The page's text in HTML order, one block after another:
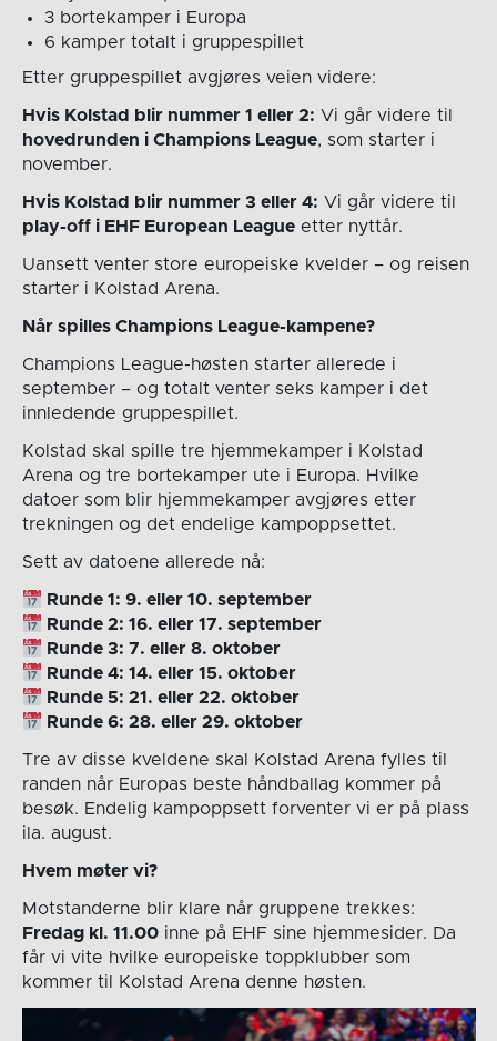
3 bortekamper i Europa
6 kamper totalt i gruppespillet
Etter gruppespillet avgjøres veien videre:
Hvis Kolstad blir nummer 1 eller 2: Vi går videre til
hovedrunden i Champions League, som starter i
november.
Hvis Kolstad blir nummer 3 eller 4: Vi går videre til
play-off i EHF European Leagueetter nyttår.
Uansett venter store europeiske kvelder – og reisen
starter i Kolstad Arena.
Når spilles Champions League-kampene?
Champions League-høsten starter allerede i
september – og totalt venter seks kamper i det
innledende gruppespillet.
Kolstad skal spille tre hjemmekamper i Kolstad
Arena og tre bortekamper ute i Europa. Hvilke
datoer som blir hjemmekamper avgjøres etter
trekningen og det endelige kampoppsettet.
Sett av datoene allerede nå:
Runde 1: 9. eller 10. september
Runde 2: 16. eller 17. september
Runde 3: 7. eller 8. oktober
Runde 4: 14. eller 15. oktober
Runde 5: 21. eller 22. oktober
Runde 6: 28. eller 29. oktober
Tre av disse kveldene skal Kolstad Arena fylles til
randen når Europas beste håndballag kommer på
besøk. Endelig kampoppsett forventer vi er på plass
ila. august.
Hvem møter vi?
Motstanderne blir klare når gruppene trekkes:
Fredag kl. 11.00inne på EHF sine hjemmesider. Da
får vi vite hvilke europeiske toppklubber som
kommer til Kolstad Arena denne høsten.